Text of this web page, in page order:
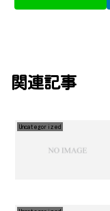
関連記事
Uncategorized